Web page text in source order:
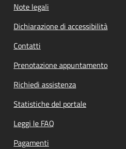
Note legali
Dichiarazione di accessibilità
Contatti
Prenotazione appuntamento
Richiedi assistenza
Statistiche del portale
Leggi le FAQ
Pagamenti